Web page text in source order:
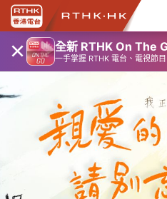
× 全新 RTHK On The
一手掌握 RTHK 電台、電視節目